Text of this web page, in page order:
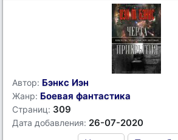
Автор: Бэнкс Иэн
Жанр: Боевая фантастика
Страниц: 309
Дата добавления: 26-07-2020